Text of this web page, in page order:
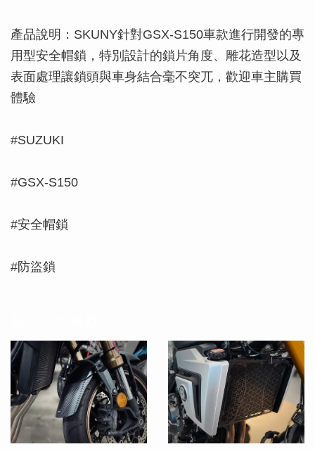
產品說明：SKUNY針對GSX-S150車款進行開發的專
用型安全帽鎖，特別設計的鎖片角度、雕花造型以及
表面處理讓鎖頭與車身結合毫不突兀，歡迎車主購買
體驗
#SUZUKI
#GSX-S150
#安全帽鎖
#防盜鎖